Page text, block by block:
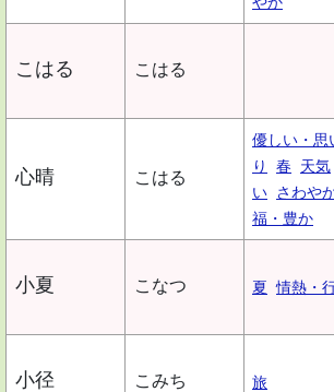
こはる こはる
心晴 こはる
優しい・思
り
春 天気
い さわや
福・豊か
小夏 こなつ 夏 情熱・
小径 こみち 旅